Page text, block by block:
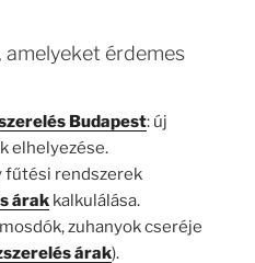
érdemes
Budapest: új
elhelyezése.
fűtési rendszerek
árak kalkulálása.
zuhanyok cseréje
árak).